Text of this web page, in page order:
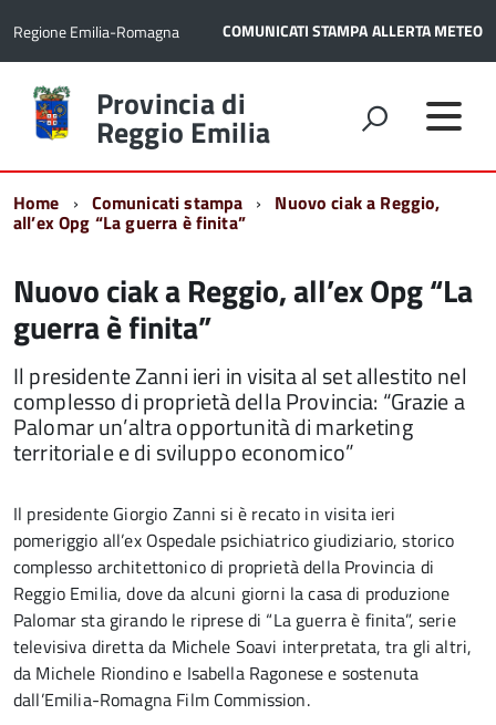
Regione Emilia-Romagna COMUNICATI STAMPAALLERTA METEO
Torna
alla
home
Provincia di
Reggio Emilia
Home Comunicati stampa Nuovo ciak a Reggio,
all’ex Opg “La guerra è finita”
Nuovo ciak a Reggio, all’ex Opg “La
guerra è finita”
Il presidente Zanni ieri in visita al set allestito nel
complesso di proprietà della Provincia: “Grazie a
Palomar un’altra opportunità di marketing
territoriale e di sviluppo economico”
Il presidente Giorgio Zanni si è recato in visita ieri
pomeriggio all’ex Ospedale psichiatrico giudiziario, storico
complesso architettonico di proprietà della Provincia di
Reggio Emilia, dove da alcuni giorni la casa di produzione
Palomar sta girando le riprese di “La guerra è finita”, serie
televisiva diretta da Michele Soavi interpretata, tra gli altri,
da Michele Riondino e Isabella Ragonese e sostenuta
dall’Emilia-Romagna Film Commission.